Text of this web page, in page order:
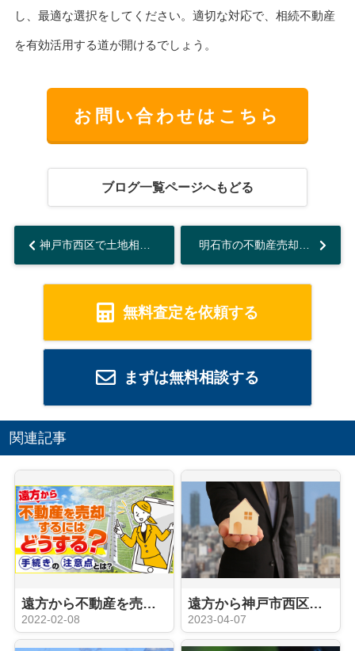
し、最適な選択をしてください。適切な対応で、相続不動産
を有効活用する道が開けるでしょう。
お問い合わせはこちら
ブログ一覧ページへもどる
神戸市西区で土地相続の悩みは？ 売却方法をご紹介... 明石市の不動産売却どうする？ 成功のポイントをご紹介...
無料査定を依頼する
まずは無料相談する
関連記事
遠方から不動産を売却するにはどうする？手続きの注意点とは？
2022-02-08
遠方から神戸市西区周辺にある不動産を売却する方法は？売却の流れを解説！
2023-04-07